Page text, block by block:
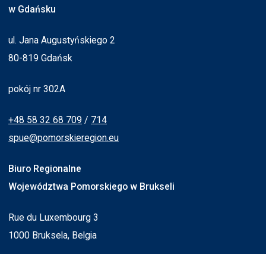
w Gdańsku
ul. Jana Augustyńskiego 2
80-819 Gdańsk
pokój nr 302A
+48 58 32 68 709 / 714
spue@pomorskieregion.eu
Biuro Regionalne
Województwa Pomorskiego w Brukseli
Rue du Luxembourg 3
1000 Bruksela, Belgia